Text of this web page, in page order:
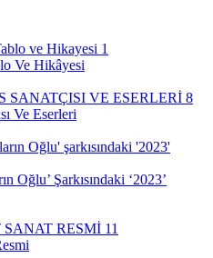
Ve Hikâyesi
Ve Eserleri
Oğlu’ Şarkısındaki ‘2023’